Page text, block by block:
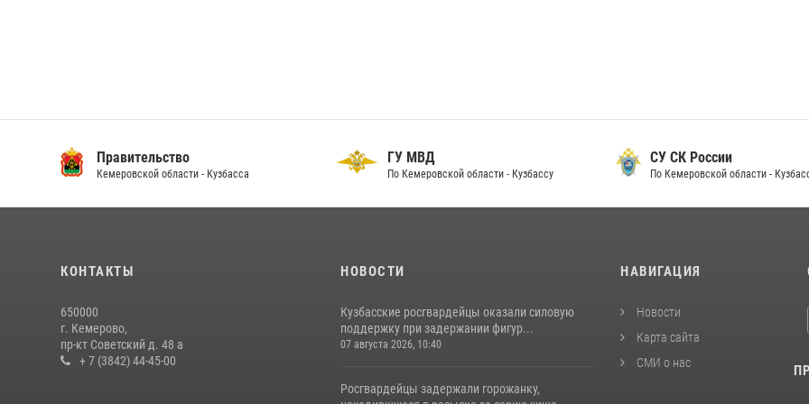
Правительство
Кемеровской области - Кузбасса
ГУ МВД
По Кемеровской области - Кузбассу
СУ СК России
По Кемеровской области -
КОНТАКТЫ
650000
г. Кемерово,
пр-кт Советский д. 48 а
+ 7 (3842) 44-45-00
НОВОСТИ
Кузбасские росгвардейцы оказали силовую
поддержку при задержании фигур...
07 августа 2026, 10:40
Росгвардейцы задержали горожанку,
НАВИГАЦИЯ
Новости
Карта сайта
СМИ о нас